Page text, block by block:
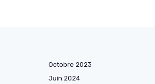
Octobre 2023
Juin 2024